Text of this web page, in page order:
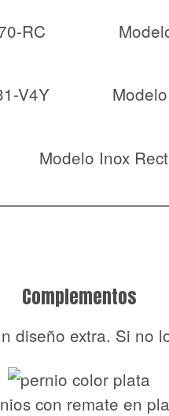
RC
V4Y
Modelo Inox
Complementos
diseño extra. Si no
con remate en